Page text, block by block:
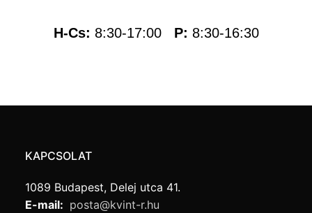
H-Cs: 8:30-17:00 P: 8:30-16:30
KAPCSOLAT
1089 Budapest, Delej utca 41.
E-mail: posta@kvint-r.hu